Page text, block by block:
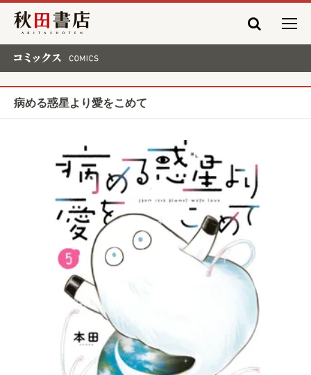
秋田書店
病める惑星より愛をこめて